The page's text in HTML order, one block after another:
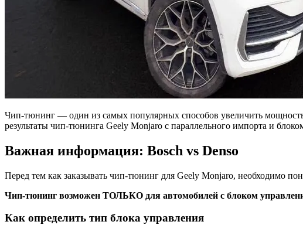
Чип-тюнинг — один из самых популярных способов увеличить мощность
результаты чип-тюнинга Geely Monjaro с параллельного импорта и
Важная информация: Bosch vs Denso
Перед тем как заказывать чип-тюнинг для Geely Monjaro, необходимо
Чип-тюнинг возможен ТОЛЬКО для автомобилей с блоком
Как определить тип блока управления